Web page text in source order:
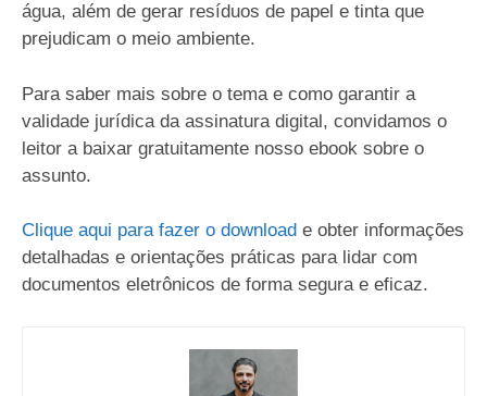
água, além de gerar resíduos de papel e tinta que
prejudicam o meio ambiente.
Para saber mais sobre o tema e como garantir a
validade jurídica da assinatura digital, convidamos o
leitor a baixar gratuitamente nosso ebook sobre o
assunto.
Clique aqui para fazer o download e obter informações
detalhadas e orientações práticas para lidar com
documentos eletrônicos de forma segura e eficaz.